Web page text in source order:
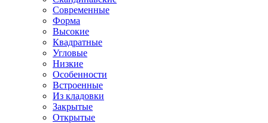
Современные
Форма
Высокие
Квадратные
Угловые
Низкие
Особенности
Встроенные
Из кладовки
Закрытые
Открытые